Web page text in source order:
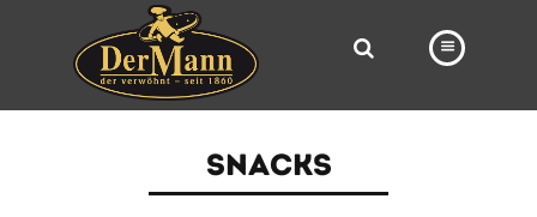
FILIALEN
SNACKS